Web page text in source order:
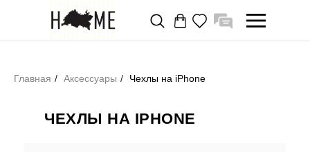
Главная / Аксессуары / Чехлы на iPhone
ЧЕХЛЫ НА IPHONE